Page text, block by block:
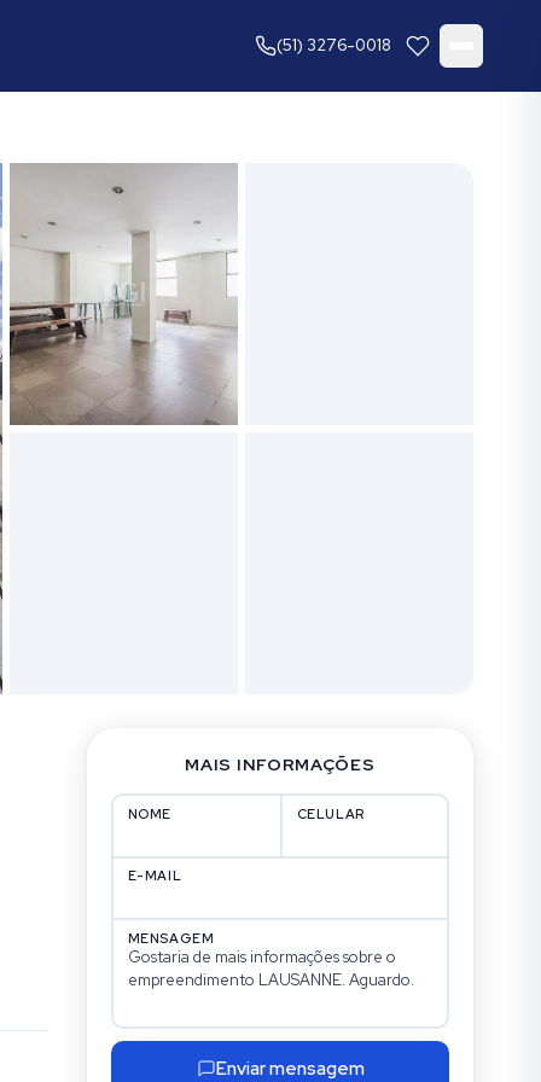
(51) 3276-0018
MAIS INFORMAÇÕES
NOME CELULAR
E-MAIL
MENSAGEM
Enviar mensagem